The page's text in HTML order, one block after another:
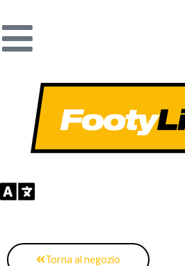
al
contenuto
Torna al negozio